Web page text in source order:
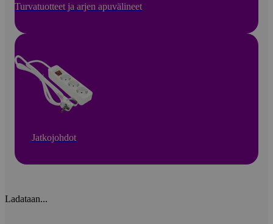
Turvatuotteet ja arjen apuvälineet
Jatkojohdot
Ladataan...